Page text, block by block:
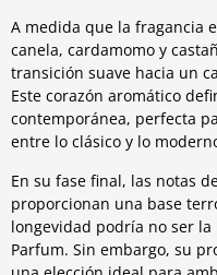
A medida que la fragancia
canela, cardamomo y
transición suave hacia un
Este corazón aromático
contemporánea, perfecta
entre lo clásico y lo
En su fase final, las notas
proporcionan una base
longevidad podría no ser
Parfum. Sin embargo, su